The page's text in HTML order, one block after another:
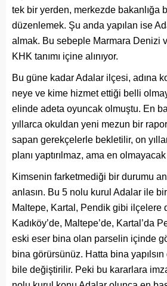
tek bir yerden, merkezde bakanlığa
düzenlemek. Şu anda yapılan ise
almak. Bu sebeple Marmara Denizi
KHK tanımı içine alınıyor.
Bu güne kadar Adalar ilçesi, adına
neye ve kime hizmet ettiği belli
elinde adeta oyuncak olmuştu. En
yıllarca okuldan yeni mezun bir
sapan gerekçelerle bekletilir, on
planı yaptırılmaz, ama en
Kimsenin farketmediği bir durumu
anlasın. Bu 5 nolu kurul Adalar ile
Maltepe, Kartal, Pendik gibi ilçelere
Kadıköy’de, Maltepe’de, Kartal’da
eski eser bina olan parselin içinde
bina görürsünüz. Hatta bina
bile değiştirilir. Peki bu kararlara